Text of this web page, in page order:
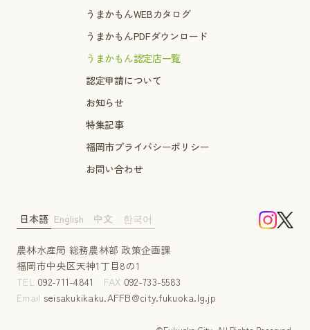
うまかもんWEBカタログ
うまかもんPDFダウンロード
うまかもん認定店一覧
認定申請について
お知らせ
特集記事
福岡市プライバシーポリシー
お問い合わせ
農林水産局 総務農林部 政策企画課
福岡市中央区天神1丁目8の1
TEL 092-711-4841 FAX 092-733-5583
Email seisakukikaku.AFFB@city.fukuoka.lg.jp
日本語 English 中文 한국어